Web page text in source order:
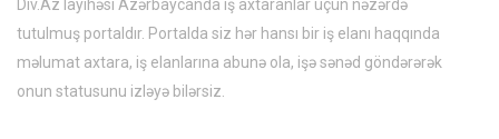
Div.Az layihəsi Azərbaycanda iş axtaranlar üçün nəzərdə
tutulmuş portaldır. Portalda siz hər hansı bir iş elanı haqqında
məlumat axtara, iş elanlarına abunə ola, işə sənəd göndərərək
onun statusunu izləyə bilərsiz.